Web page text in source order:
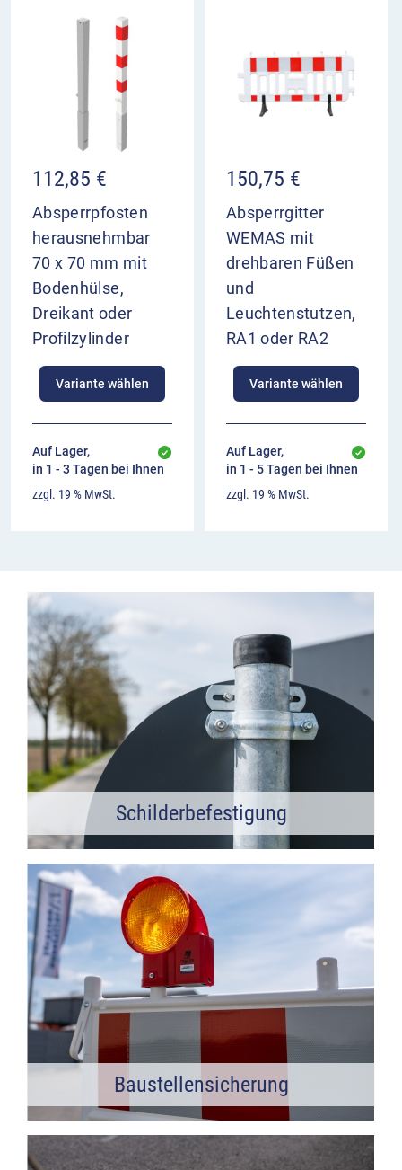
112,85 €
Absperrpfosten
herausnehmbar
70 x 70 mm mit
Bodenhülse,
Dreikant oder
Profilzylinder
Variante wählen
Auf Lager,
in 1 - 3 Tagen bei Ihnen
zzgl. 19 % MwSt.
150,75 €
Absperrgitter
WEMAS mit
drehbaren Füßen
und
Leuchtenstutzen,
RA1 oder RA2
Variante wählen
Auf Lager,
in 1 - 5 Tagen bei Ihnen
zzgl. 19 % MwSt.
Schilderbefestigung
Baustellensicherung